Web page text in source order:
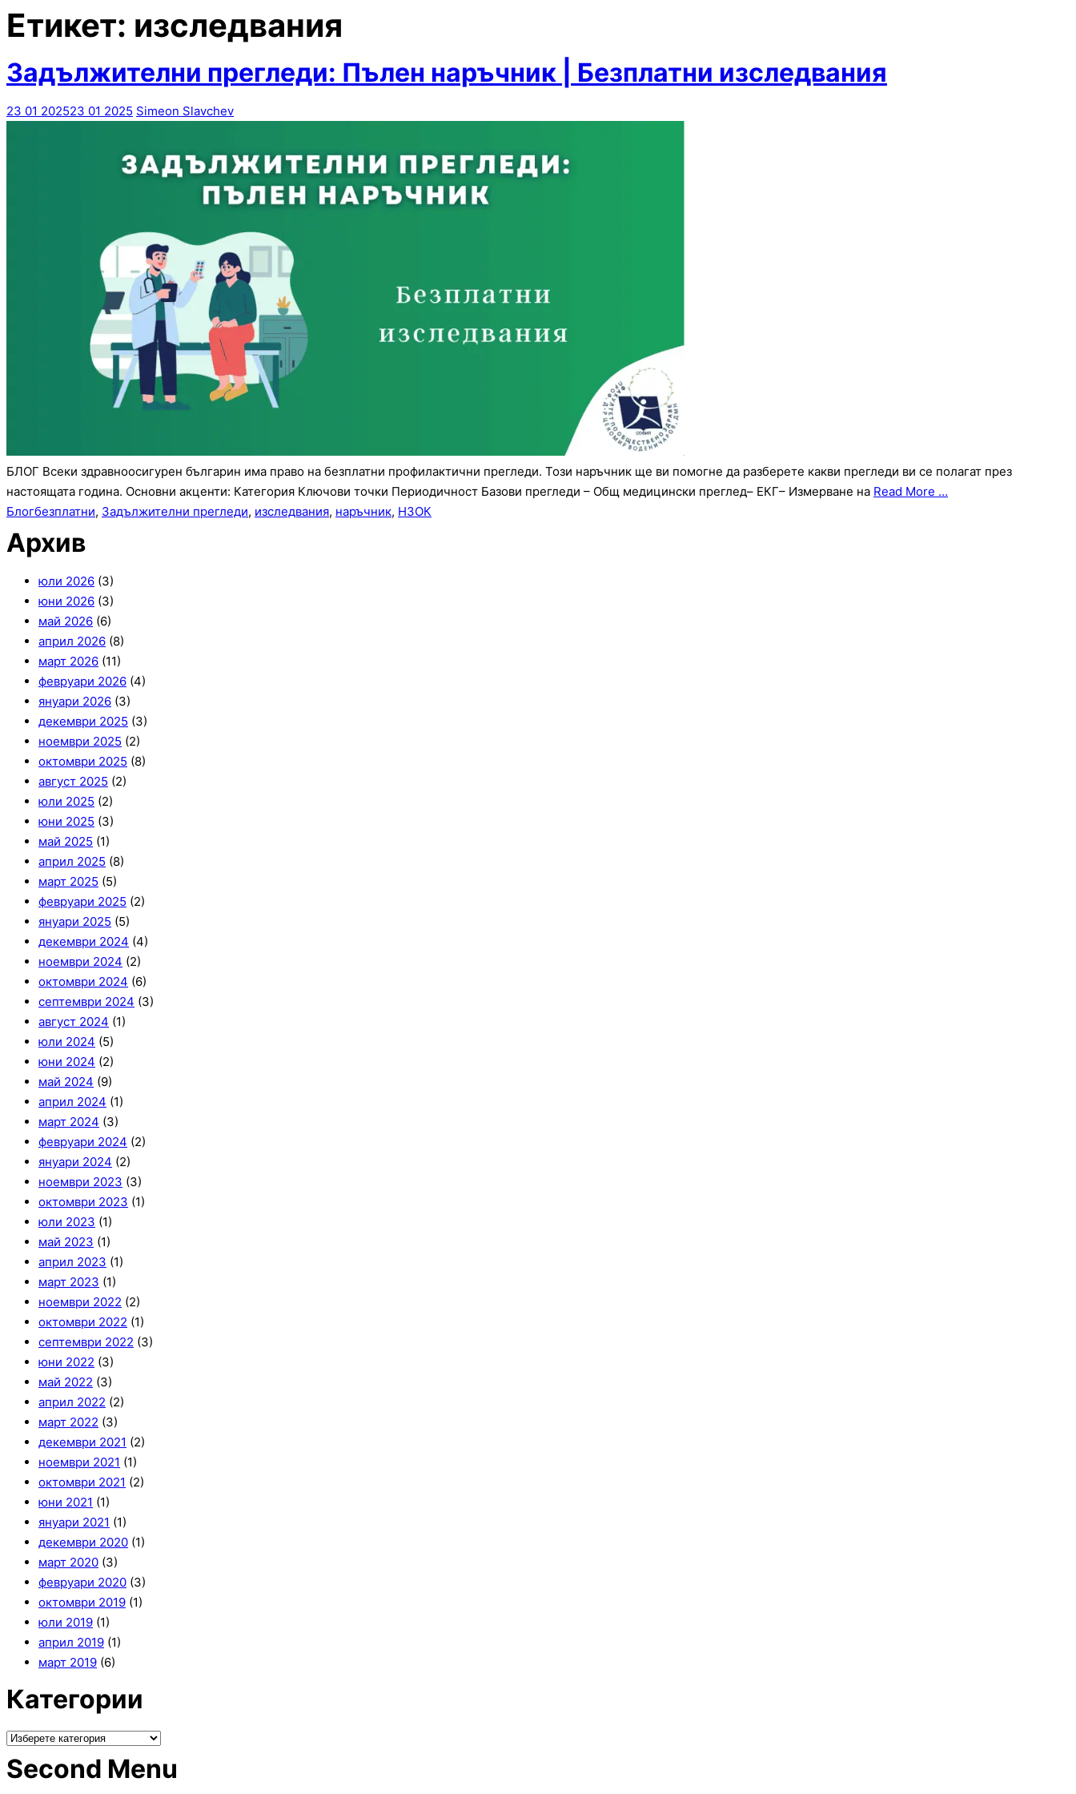
Етикет: изследвания
Задължителни прегледи: Пълен наръчник | Безплатни изследвания
23 01 202523 01 2025 Simeon Slavchev
БЛОГ Всеки здравноосигурен българин има право на безплатни профилактични прегледи. Този наръчник ще ви помогне да разберете какви прегледи ви се полагат през
настоящата година. Основни акценти: Категория Ключови точки Периодичност Базови прегледи – Общ медицински преглед– ЕКГ– Измерване на Read More …
Блогбезплатни, Задължителни прегледи, изследвания, наръчник, НЗОК
Архив
юли 2026 (3)
юни 2026 (3)
май 2026 (6)
април 2026 (8)
март 2026 (11)
февруари 2026 (4)
януари 2026 (3)
декември 2025 (3)
ноември 2025 (2)
октомври 2025 (8)
август 2025 (2)
юли 2025 (2)
юни 2025 (3)
май 2025 (1)
април 2025 (8)
март 2025 (5)
февруари 2025 (2)
януари 2025 (5)
декември 2024 (4)
ноември 2024 (2)
октомври 2024 (6)
септември 2024 (3)
август 2024 (1)
юли 2024 (5)
юни 2024 (2)
май 2024 (9)
април 2024 (1)
март 2024 (3)
февруари 2024 (2)
януари 2024 (2)
ноември 2023 (3)
октомври 2023 (1)
юли 2023 (1)
май 2023 (1)
април 2023 (1)
март 2023 (1)
ноември 2022 (2)
октомври 2022 (1)
септември 2022 (3)
юни 2022 (3)
май 2022 (3)
април 2022 (2)
март 2022 (3)
декември 2021 (2)
ноември 2021 (1)
октомври 2021 (2)
юни 2021 (1)
януари 2021 (1)
декември 2020 (1)
март 2020 (3)
февруари 2020 (3)
октомври 2019 (1)
юли 2019 (1)
април 2019 (1)
март 2019 (6)
Категории
Second Menu